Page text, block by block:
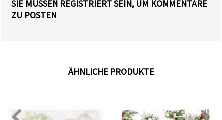
SIE MÜSSEN REGISTRIERT SEIN, UM KOMMENTARE
ZU POSTEN
ÄHNLICHE PRODUKTE